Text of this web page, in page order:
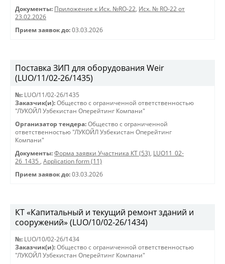
Документы: Приложение к Исх. №RO-22, Исх. № RO-22 от
23.02.2026
Прием заявок до: 03.03.2026
Поставка ЗИП для оборудования Weir
(LUO/11/02-26/1435)
№: LUO/11/02-26/1435
Заказчик(и): Общество с ограниченной ответственностью
"ЛУКОЙЛ Узбекистан Оперейтинг Компани"
Организатор тендера: Общество с ограниченной
ответственностью "ЛУКОЙЛ Узбекистан Оперейтинг
Компани"
Документы: Форма заявки Участника КТ (53), LUO11_02-
26_1435 , Application form (11)
Прием заявок до: 03.03.2026
КТ «Капитальный и текущий ремонт зданий и
сооружений» (LUO/10/02-26/1434)
№: LUO/10/02-26/1434
Заказчик(и): Общество с ограниченной ответственностью
"ЛУКОЙЛ Узбекистан Оперейтинг Компани"